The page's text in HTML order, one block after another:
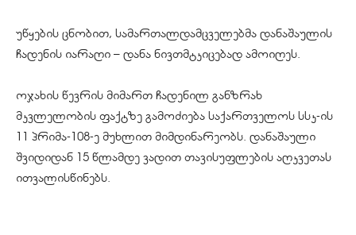
უწყების ცნობით, სამართალდამცველებმა დანაშაულის
ჩადენის იარაღი – დანა ნივთმტკიცებად ამოიღეს.
ოჯახის წევრის მიმართ ჩადენილ განზრახ
მკვლელობის ფაქტზე გამოძიება საქართველოს სსკ-ის
11 პრიმა-108-ე მუხლით მიმდინარეობს. დანაშაული
შვიდიდან 15 წლამდე ვადით თავისუფლების აღკვეთას
ითვალისწინებს.